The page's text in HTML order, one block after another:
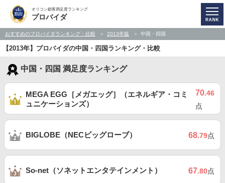
オリコン顧客満足度ランキング
プロバイダ
おすすめのプロバイダランキング・比較 2013年版 中国・四国
【2013年】プロバイダの中国・四国ランキング・比較
中国・四国 満足度ランキング
MEGA EGG［メガエッグ］（エネルギア・コミ
ュニケーションズ）
70.46
点
BIGLOBE（NECビッグローブ） 68.79点
So-net（ソネットエンタテインメント） 67.80点